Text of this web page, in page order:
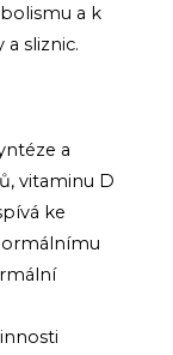
a k
sliznic.
a
vitaminu D
ke